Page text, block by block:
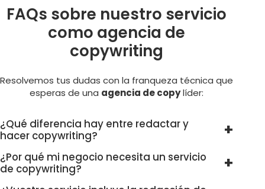
FAQs sobre nuestro servicio
como agencia de
copywriting
Resolvemos tus dudas con la franqueza técnica que
esperas de una agencia de copylíder:
¿Qué diferencia hay entre redactar y
hacer copywriting?
¿Por qué mi negocio necesita un servicio
de copywriting?